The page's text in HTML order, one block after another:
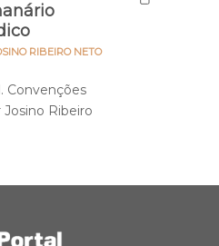
RIBEIRO NETO
Convenções
Josino Ribeiro